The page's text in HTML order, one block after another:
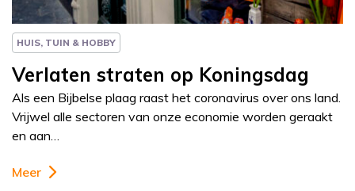
HUIS, TUIN & HOBBY
Verlaten straten op Koningsdag
Als een Bijbelse plaag raast het coronavirus over ons land.
Vrijwel alle sectoren van onze economie worden geraakt
en aan…
Meer